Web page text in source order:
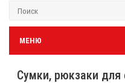
МЕНЮ
Сумки, рюкзаки для